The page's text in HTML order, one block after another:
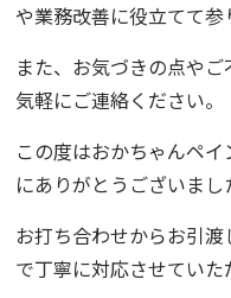
や業務改善に役立てて参
また、お気づきの点や
気軽にご連絡ください。
この度はおかちゃんペイ
にありがとうございまし
お打ち合わせからお引
で丁寧に対応させていた